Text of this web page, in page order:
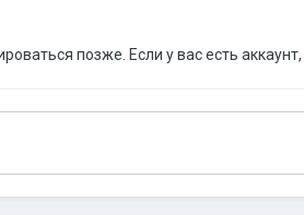
позже. Если у вас есть аккаунт,